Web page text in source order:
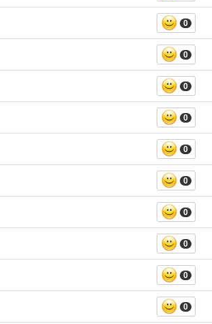
0
0
0
0
0
0
0
0
0
0